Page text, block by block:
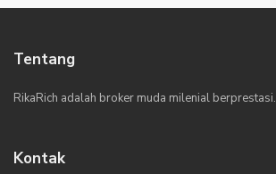
Tentang
RikaRich adalah broker muda milenial berprestasi.
Kontak